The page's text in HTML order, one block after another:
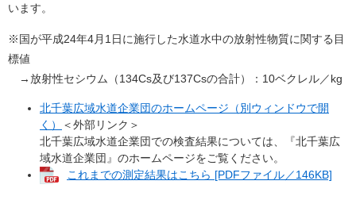
います。
※国が平成24年4月1日に施行した水道水中の放射性物質に関する目
標値
→放射性セシウム（134Cs及び137Csの合計）：10ベクレル／kg
北千葉広域水道企業団のホームページ（別ウィンドウで開
く）
＜外部リンク＞
北千葉広域水道企業団での検査結果については、『北千葉広
域水道企業団』のホームページをご覧ください。
これまでの測定結果はこちら [PDFファイル／146KB]